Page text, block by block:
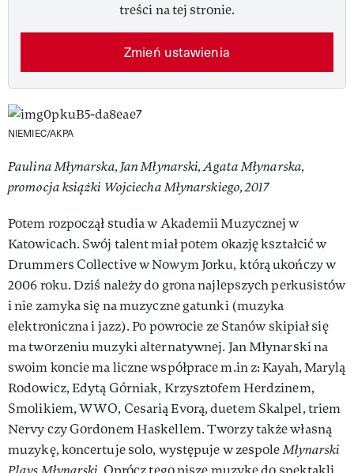
treści na tej stronie.
Zmień ustawienia
NIEMIEC/AKPA
Paulina Młynarska, Jan Młynarski, Agata Młynarska,
promocja książki Wojciecha Młynarskiego, 2017
Potem rozpoczął studia w Akademii Muzycznej w
Katowicach. Swój talent miał potem okazję kształcić w
Drummers Collective w Nowym Jorku, którą ukończy w
2006 roku. Dziś należy do grona najlepszych perkusistów
i nie zamyka się na muzyczne gatunki (muzyka
elektroniczna i jazz). Po powrocie ze Stanów skipiał się
ma tworzeniu muzyki alternatywnej. Jan Młynarski na
swoim koncie ma liczne współprace m.in z: Kayah, Marylą
Rodowicz, Edytą Górniak, Krzysztofem Herdzinem,
Smolikiem, WWO, Cesarią Evorą, duetem Skalpel, triem
Nervy czy Gordonem Haskellem. Tworzy także własną
muzykę, koncertuje solo, występuje w zespoleMłynarski